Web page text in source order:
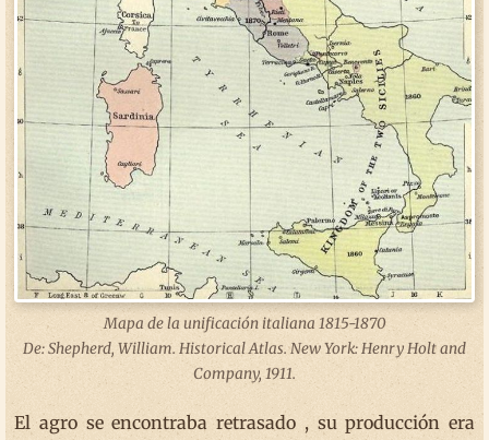
Mapa de la unificación italiana 1815-1870
De: Shepherd, William. Historical Atlas. New York: Henry Holt and
Company, 1911.
El agro se encontraba retrasado , su producción era